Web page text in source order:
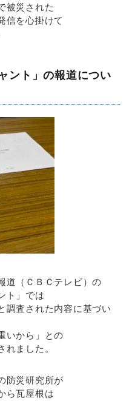
被災された
信を心掛けて
ント」の報道につい
道（ＣＢＣテレビ）の
ト」では
調査された内容に基づい
いから」との
れました。
防災研究所が
ら瓦屋根は